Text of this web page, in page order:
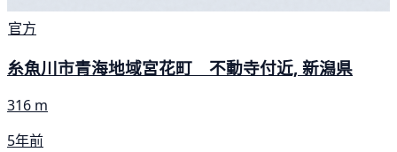
官方
糸魚川市青海地域宮花町 不動寺付近, 新潟県
316 m
5年前